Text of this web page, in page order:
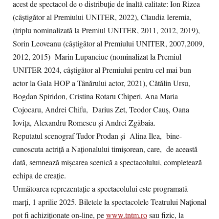
acest de spectacol de o distribuție de înaltă calitate: Ion Rizea
(câștigător al Premiului UNITER, 2022), Claudia Ieremia,
(triplu nominalizată la Premiul UNITER, 2011, 2012, 2019),
Sorin Leoveanu (câștigător al Premiului UNITER, 2007,2009,
2012, 2015) Marin Lupanciuc (nominalizat la Premiul
UNITER 2024, câștigător al Premiului pentru cel mai bun
actor la Gala HOP a Tânărului actor, 2021), Cǎtălin Ursu,
Bogdan Spiridon, Cristina Rotaru Chiperi, Ana Maria
Cojocaru, Andrei Chifu, Darius Zet, Teodor Cauș, Oana
Iovița, Alexandru Romescu și Andrei Zgăbaia.
Reputatul scenograf Tudor Prodan și Alina Ilea, bine-
cunoscuta actriță a Naționalului timișorean, care, de această
dată, semnează mișcarea scenică a spectacolului, completează
echipa de creație.
Următoarea reprezentație a spectacolului este programată
marți, 1 aprilie 2025. Biletele la spectacolele Teatrului Național
pot fi achiziționate on-line, pewww.tntm.rosau fizic, la